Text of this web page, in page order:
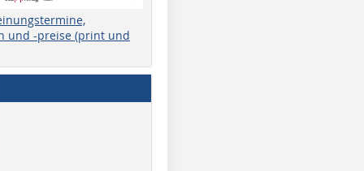
und -preise (print und